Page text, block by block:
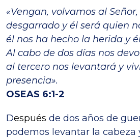
«Vengan, volvamos al
desgarrado y él será quien
él nos ha hecho la herida y
Al cabo de dos días nos
al tercero nos levantará y
presencia».
OSEAS 6:1-2
Después de dos años de
podemos levantar la cabeza